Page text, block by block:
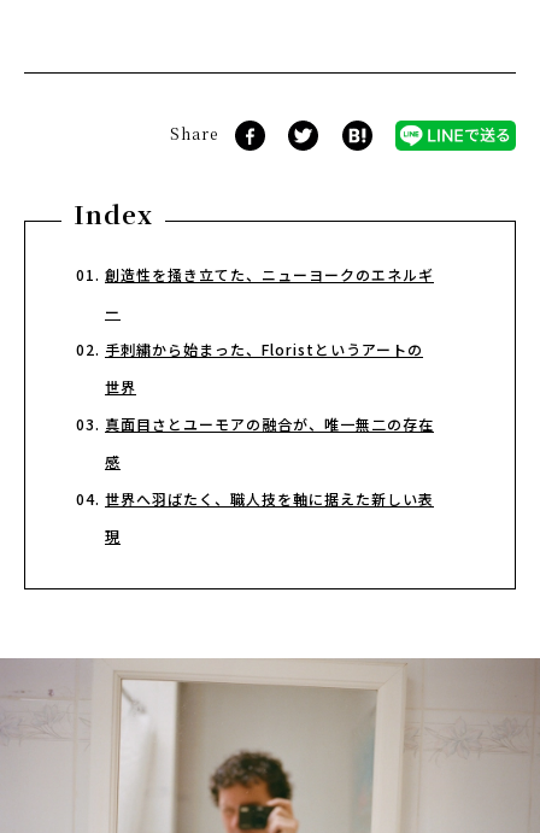
Share
Index
創造性を掻き立てた、ニューヨークのエネルギ
ー
手刺繍から始まった、Floristというアートの
世界
真面目さとユーモアの融合が、唯一無二の存在
感
世界へ羽ばたく、職人技を軸に据えた新しい表
現